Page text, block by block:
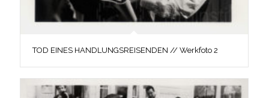
TOD EINES HANDLUNGSREISENDEN // Werkfoto 2